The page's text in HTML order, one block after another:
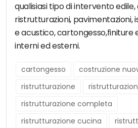
qualisiasi tipo di intervento edile,
ristrutturazioni,
e acustico, cartongesso,finiture
interni ed esterni.
cartongesso
costruzione
ristrutturazione
ristrutturazione completa
ristrutturazione cucina